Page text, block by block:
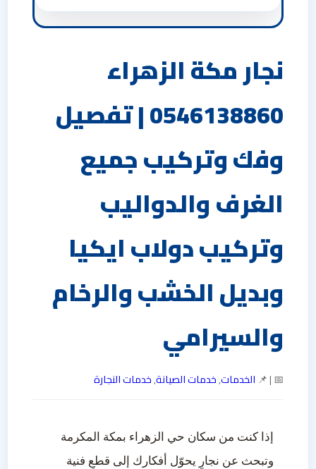
نجار مكة الزهراء
0546138860⁩ | تفصيل
وفك وتركيب جميع
الغرف والدواليب
وتركيب دولاب ايكيا
وبديل الخشب والرخام
والسيرامي
📅 | 📌 الخدمات,خدمات الصيانة,خدمات النجارة
إذا كنت من سكان حي الزهراء بمكة المكرمة
وتبحث عن نجارٍ يحوّل أفكارك إلى قطعٍ فنية